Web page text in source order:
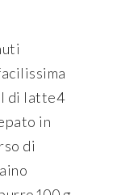
di latte4
in
di